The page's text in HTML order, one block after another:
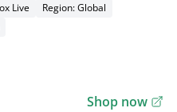
Live
Region: Global
Shop now